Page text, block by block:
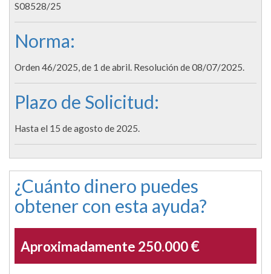
S08528/25
Norma:
Orden 46/2025, de 1 de abril. Resolución de 08/07/2025.
Plazo de Solicitud:
Hasta el 15 de agosto de 2025.
¿Cuánto dinero puedes
obtener con esta ayuda?
Aproximadamente 250.000€